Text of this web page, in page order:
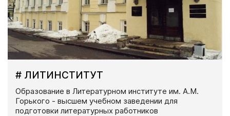
# ЛИТИНСТИТУТ
Образование в Литературном институте им. А.М.
Горького - высшем учебном заведении для
подготовки литературных работников